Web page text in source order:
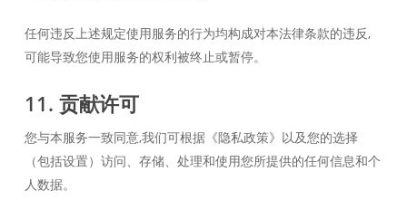
任何违反上述规定使用服务的行为均构成对本法律条款的违反,
可能导致您使用服务的权利被终止或暂停。
11. 贡献许可
您与本服务一致同意,我们可根据《隐私政策》以及您的选择
（包括设置）访问、存储、处理和使用您所提供的任何信息和个
人数据。